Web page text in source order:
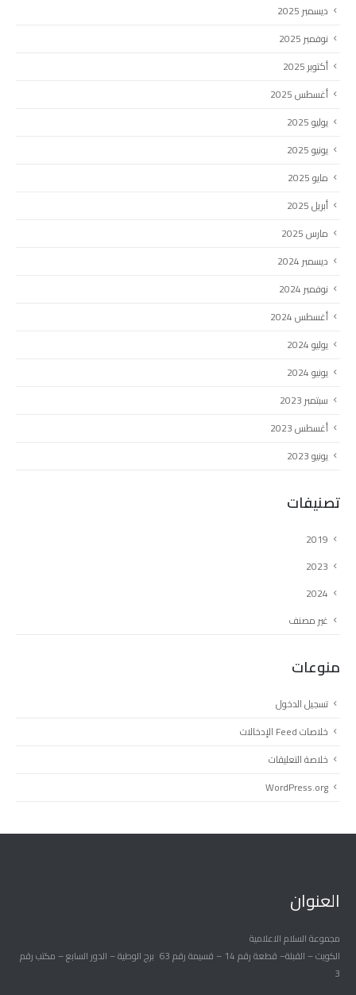
ديسمبر 2025
نوفمبر 2025
أكتوبر 2025
أغسطس 2025
يوليو 2025
يونيو 2025
مايو 2025
أبريل 2025
مارس 2025
ديسمبر 2024
نوفمبر 2024
أغسطس 2024
يوليو 2024
يونيو 2024
سبتمبر 2023
أغسطس 2023
يونيو 2023
تصنيفات
2019
2023
2024
غير مصنف
منوعات
تسجيل الدخول
خلاصات Feed الإدخالات
خلاصة التعليقات
WordPress.org
العنوان
مجموعة السلام الاعلامية
الكويت – القبلة– قطعة رقم 14 – قسيمة رقم 63 برج الوطية – الدور السابع – مكتب رقم
3